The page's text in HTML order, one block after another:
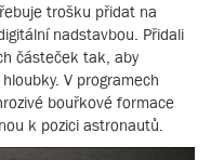
trošku přidat na
nadstavbou. Přidali
částeček tak, aby
V programech
bouřkové formace
k pozici astronautů.